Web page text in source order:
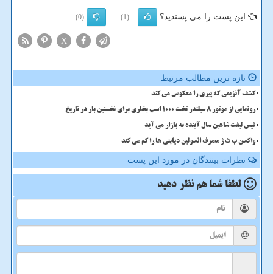
این پست را می پسندید؟ (1)
(0)
X
تازه ترین مطالب مرتبط
کشف آنزیمی که پیری را معکوس می کند
رونمایی از موتور ۸ سیلندر تخت ۱۰۰۰ اسب بخاری برای نخستین بار در تاریخ
فیس لیفت شاهین سال آینده به بازار می آید
واکسن ب ث ژ مصرف انسولین دیابتی ها را کم می کند
نظرات بینندگان در مورد این پست
لطفا شما هم نظر دهید